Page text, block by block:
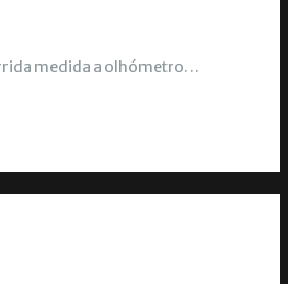
medida a olhómetro…